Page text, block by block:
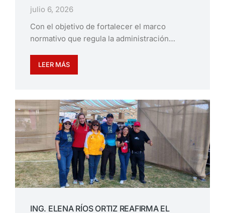
julio 6, 2026
Con el objetivo de fortalecer el marco
normativo que regula la administración…
LEER MÁS
ING. ELENA RÍOS ORTIZ REAFIRMA EL